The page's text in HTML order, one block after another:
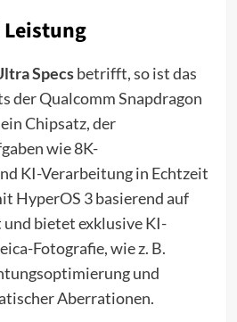
Specsbetrifft, so ist das
der Qualcomm Snapdragon
Chipsatz, der
wie 8K-
KI-Verarbeitung in Echtzeit
HyperOS 3 basierend auf
bietet exklusive KI-
Fotografie, wie z. B.
und
Aberrationen.